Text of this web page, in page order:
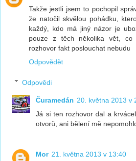
Takže jestli jsem to pochopil
že natočil skvělou pohádku,
každý, kdo má jiný názor je
pouze z těch několika vět, co
rozhovor fakt poslouchat nebudu
Odpovědět
Odpovědi
Čuramedán 20. května 2013 v
Já si ten rozhovor dal a
otvorů, ani bělení mě
Mor 21. května 2013 v 13:40